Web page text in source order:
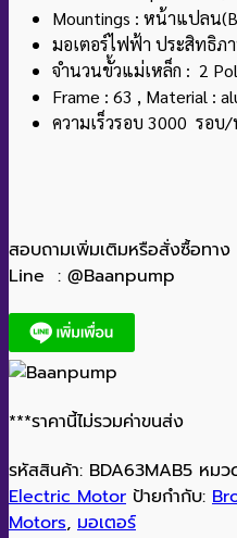
Mountings : หน้าแปลน
มอเตอร์ไฟฟ้า ประสิทธิภ
จำนวนขั้วแม่เหล็ก : 2
Frame : 63 , Material :
ความเร็วรอบ 3000 รอบ/
สอบถามเพิ่มเติมหรือสั่งซื้อทาง
Line : @Baanpump
***ราคานี้ไม่รวมค่าขนส่ง
รหัสสินค้า: BDA63MAB5 หมว
Electric Motor ป้ายกำกับ:
Motors, มอเตอร์